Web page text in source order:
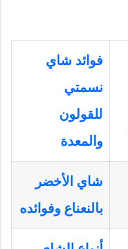
فوائد شاي
نسمتي
للقولون
والمعدة
شاي الأخضر
بالنعناع وفوائده